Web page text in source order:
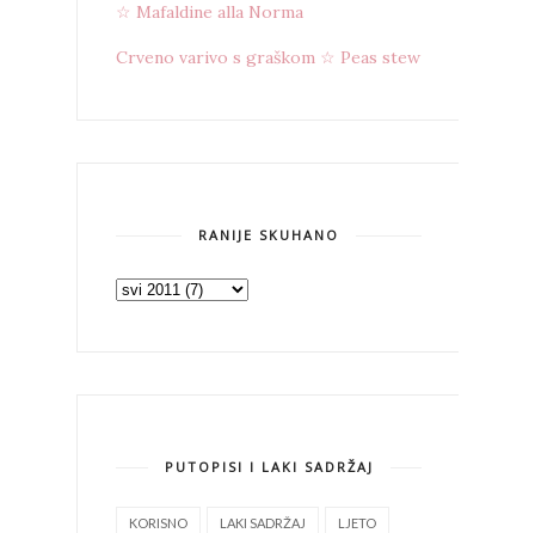
☆ Mafaldine alla Norma
Crveno varivo s graškom ☆ Peas stew
RANIJE SKUHANO
PUTOPISI I LAKI SADRŽAJ
KORISNO LAKI SADRŽAJ LJETO